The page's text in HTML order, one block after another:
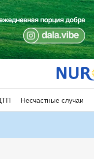
Несчастные случаи